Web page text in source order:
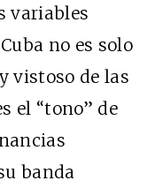
variables
no es solo
vistoso de las
el “tono” de
banda